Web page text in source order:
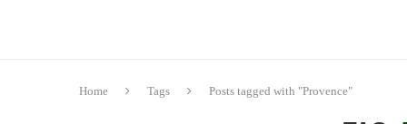
Home Tags Posts tagged with "Provence"